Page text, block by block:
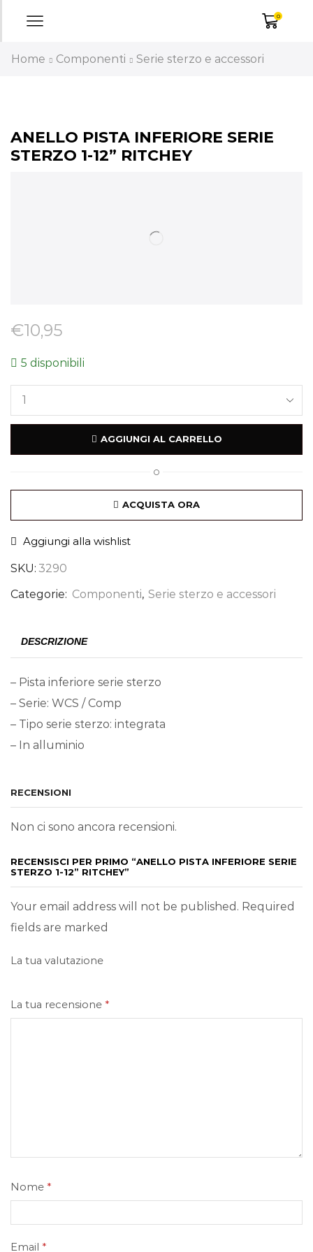
0
Home Componenti Serie sterzo e accessori
ANELLO PISTA INFERIORE SERIE
STERZO 1-12” RITCHEY
€10,95
5 disponibili
AGGIUNGI AL CARRELLO
O
ACQUISTA ORA
Aggiungi alla wishlist
SKU: 3290
Categorie: Componenti, Serie sterzo e accessori
DESCRIZIONE
– Pista inferiore serie sterzo
– Serie: WCS / Comp
– Tipo serie sterzo: integrata
– In alluminio
RECENSIONI
Non ci sono ancora recensioni.
RECENSISCI PER PRIMO “ANELLO PISTA INFERIORE SERIE
STERZO 1-12” RITCHEY”
Your email address will not be published. Required
fields are marked
La tua valutazione
La tua recensione *
Nome *
Email *